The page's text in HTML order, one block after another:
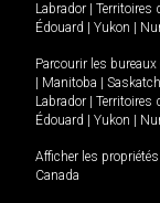
Labrador
Territoires
Édouard
Yukon
Parcourir les bureaux
Manitoba
Labrador
Territoires
Édouard
Yukon
Afficher les
Canada